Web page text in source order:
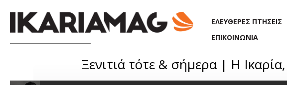
ΕΛΕΥΘΕΡΕΣ ΠΤΗΣΕΙΣ
ΕΠΙΚΟΙΝΩΝΙΑ
Ξενιτιά τότε & σήμερα | Η